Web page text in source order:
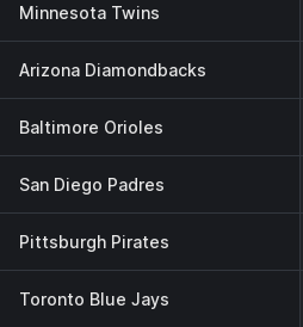
Minnesota Twins
Arizona Diamondbacks
Baltimore Orioles
San Diego Padres
Pittsburgh Pirates
Toronto Blue Jays